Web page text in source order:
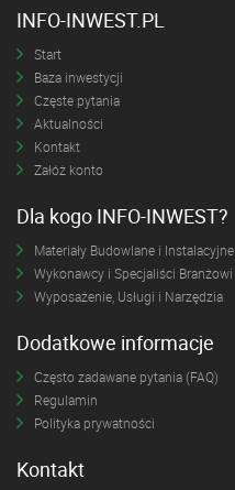
INFO-INWEST.PL
Start
Baza inwestycji
Częste pytania
Aktualności
Kontakt
Załóż konto
Dla kogo INFO-INWEST?
Materiały Budowlane i Instalacyjne
Wykonawcy i Specjaliści Branżowi
Wyposażenie, Usługi i Narzędzia
Dodatkowe informacje
Często zadawane pytania (FAQ)
Regulamin
Polityka prywatności
Kontakt